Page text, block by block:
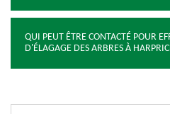
QUI PEUT ÊTRE CONTACTÉ POUR
D'ÉLAGAGE DES ARBRES À